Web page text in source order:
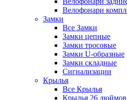
Велофонари
Замки
Все Замки
Замки цепные
Замки тросовые
Замки U-образные
Замки складные
Сигнализации
Крылья
Все Крылья
Крылья 26 дюймов